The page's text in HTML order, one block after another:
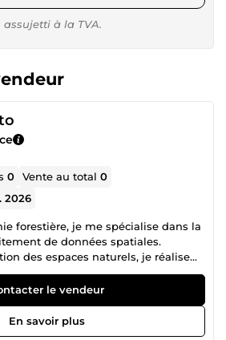
assujetti à la TVA.
0 Vente au total0
2026
forestière, je me spécialise dans la
de données spatiales.
des espaces naturels, je réalise
et professionnelles à l'aide
pour un plan de gestion, une
ou la mise en forme de données
je vous propose un travail rigoureux
Mon objectif est de rendre vos
le vendeur
En savoir plus